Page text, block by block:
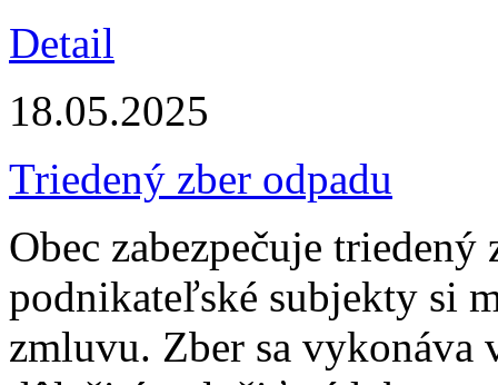
Detail
18.05.2025
Triedený zber odpadu
Obec zabezpečuje
podnikateľské subjekty si
zmluvu. Zber sa vykonáva